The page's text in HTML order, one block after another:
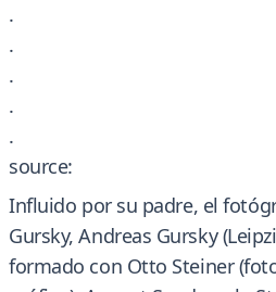
.
.
.
.
.
source:
Influido por su padre, el
Gursky, Andreas Gursky
formado con Otto Steiner